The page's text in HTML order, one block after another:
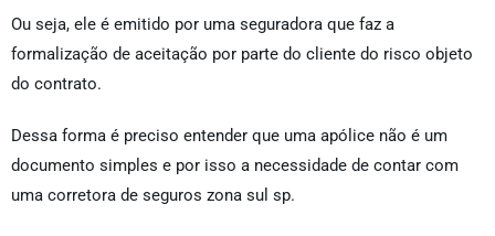
Ou seja, ele é emitido por uma seguradora que faz a
formalização de aceitação por parte do cliente do risco objeto
do contrato.
Dessa forma é preciso entender que uma apólice não é um
documento simples e por isso a necessidade de contar com
uma corretora de seguros zona sul sp.